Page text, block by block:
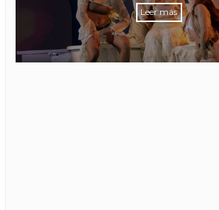
Leer más